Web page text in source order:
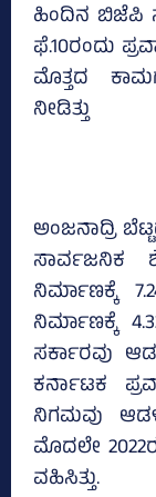
ಹಿಂದಿನ ಬಿಜೆಪಿ
ಫೆ.10ರಂದು
ಮೊತ್ತದ
ನೀಡಿತ್ತು
ಅಂಜನಾದ್ರಿ
ಸಾರ್ವಜನಿಕ
ನಿರ್ಮಾಣಕ್ಕೆ
ನಿರ್ಮಾಣಕ್ಕೆ
ಸರ್ಕಾರವು
ಕರ್ನಾಟಕ
ನಿಗಮವು
ಮೊದಲೇ
ವಹಿಸಿತ್ತು.